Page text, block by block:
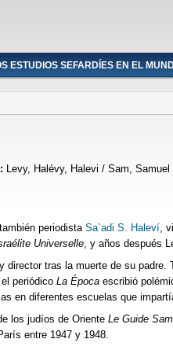
ESTUDIOS SEFARDÍES EN EL
Levy, Halévy, Halevi / Sam,
periodista Sa`adi S. Haleví ,
Universelle , y años después
y director tras la muerte de su padre.
periódico La Época escribió
en diferentes escuelas que
los judíos de Oriente Le Guide Sam
entre 1947 y 1948.